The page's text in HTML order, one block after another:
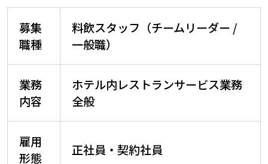
募集
職種
料飲スタッフ（チームリーダー /
一般職）
業務
内容
ホテル内レストランサービス業務
全般
雇用
形態
正社員・契約社員